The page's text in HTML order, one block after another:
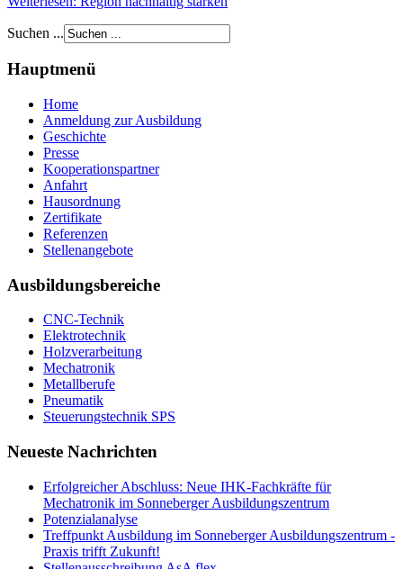
Suchen ...
Hauptmenü
Home
Anmeldung zur Ausbildung
Geschichte
Presse
Kooperationspartner
Anfahrt
Hausordnung
Zertifikate
Referenzen
Stellenangebote
Ausbildungsbereiche
CNC-Technik
Elektrotechnik
Holzverarbeitung
Mechatronik
Metallberufe
Pneumatik
Steuerungstechnik SPS
Neueste Nachrichten
Erfolgreicher Abschluss: Neue IHK-Fachkräfte für
Mechatronik im Sonneberger Ausbildungszentrum
Potenzialanalyse
Treffpunkt Ausbildung im Sonneberger Ausbildungszentrum -
Praxis trifft Zukunft!